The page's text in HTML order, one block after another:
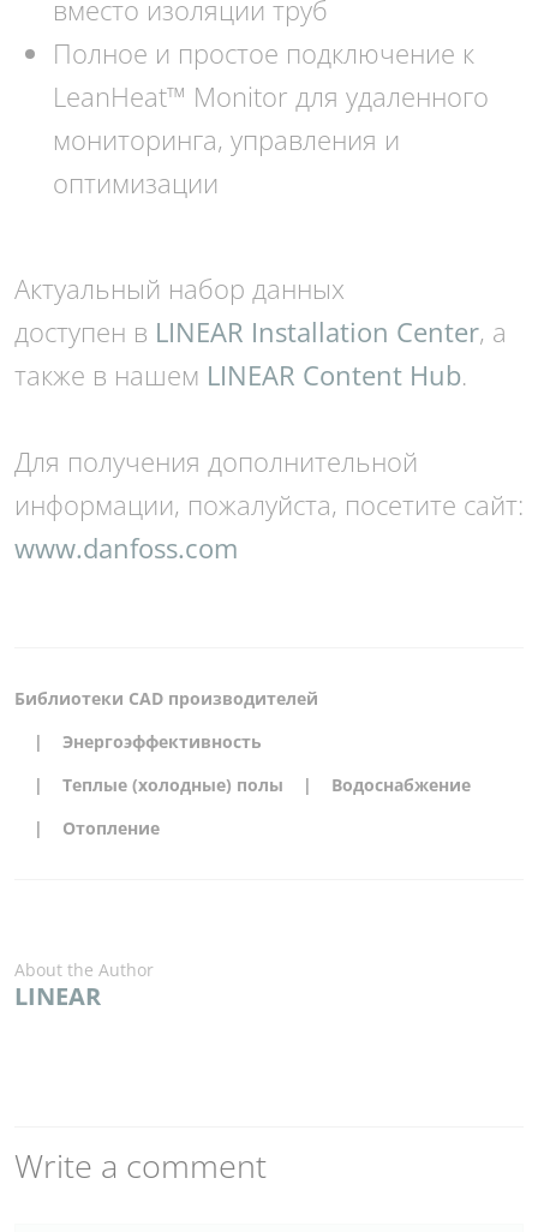
вместо изоляции труб
Полное и простое подключение к
LeanHeat™ Monitor для удаленного
мониторинга, управления и
оптимизации
Актуальный набор данных
доступен в LINEAR Installation Center, а
также в нашем LINEAR Content Hub.
Для получения дополнительной
информации, пожалуйста, посетите сайт:
www.danfoss.com
Библиотеки CAD производителей
Энергоэффективность
Теплые (холодные) полы
Водоснабжение
Отопление
About the Author
LINEAR
Write a comment